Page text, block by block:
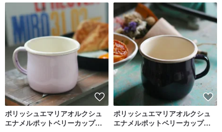
ポリッシュエマリアオルクシュ
エナメルポットベリーカップ
ポリッシュエマリアオルクシュ
エナメルポットベリーカップ